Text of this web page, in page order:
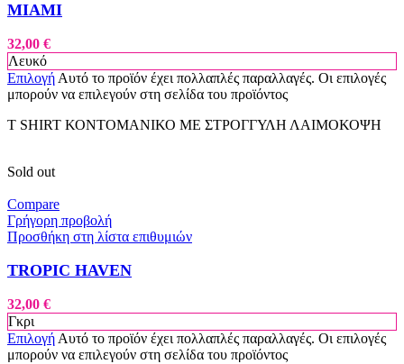
MIAMI
32,00 €
Λευκό
Επιλογή Αυτό το προϊόν έχει πολλαπλές παραλλαγές. Οι επιλογές
μπορούν να επιλεγούν στη σελίδα του προϊόντος
T SHIRT ΚΟΝΤΟΜΑΝΙΚΟ ΜΕ ΣΤΡΟΓΓΥΛΗ ΛΑΙΜΟΚΟΨΗ
Sold out
Compare
Γρήγορη προβολή
Προσθήκη στη λίστα επιθυμιών
TROPIC HAVEN
32,00 €
Γκρι
Επιλογή Αυτό το προϊόν έχει πολλαπλές παραλλαγές. Οι επιλογές
μπορούν να επιλεγούν στη σελίδα του προϊόντος